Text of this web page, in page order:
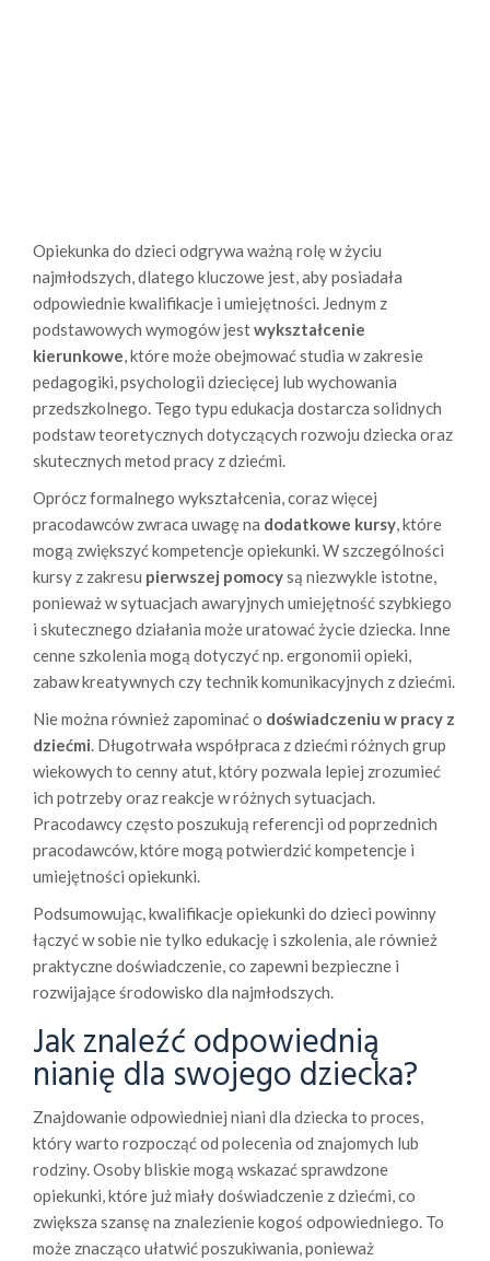
Opiekunka do dzieci odgrywa ważną rolę w życiu
najmłodszych, dlatego kluczowe jest, aby posiadała
odpowiednie kwalifikacje i umiejętności. Jednym z
podstawowych wymogów jestwykształcenie
kierunkowe, które może obejmować studia w zakresie
pedagogiki, psychologii dziecięcej lub wychowania
przedszkolnego. Tego typu edukacja dostarcza solidnych
podstaw teoretycznych dotyczących rozwoju dziecka oraz
skutecznych metod pracy z dziećmi.
Oprócz formalnego wykształcenia, coraz więcej
pracodawców zwraca uwagę na dodatkowe kursy, które
mogą zwiększyć kompetencje opiekunki. W szczególności
kursy z zakresu pierwszej pomocysą niezwykle istotne,
ponieważ w sytuacjach awaryjnych umiejętność szybkiego
i skutecznego działania może uratować życie dziecka. Inne
cenne szkolenia mogą dotyczyć np. ergonomii opieki,
zabaw kreatywnych czy technik komunikacyjnych z dziećmi.
Nie można również zapominać o doświadczeniu w pracy z
dziećmi. Długotrwała współpraca z dziećmi różnych grup
wiekowych to cenny atut, który pozwala lepiej zrozumieć
ich potrzeby oraz reakcje w różnych sytuacjach.
Pracodawcy często poszukują referencji od poprzednich
pracodawców, które mogą potwierdzić kompetencje i
umiejętności opiekunki.
Podsumowując, kwalifikacje opiekunki do dzieci powinny
łączyć w sobie nie tylko edukację i szkolenia, ale również
praktyczne doświadczenie, co zapewni bezpieczne i
rozwijające środowisko dla najmłodszych.
Jak znaleźć odpowiednią
nianię dla swojego dziecka?
Znajdowanie odpowiedniej niani dla dziecka to proces,
który warto rozpocząć od polecenia od znajomych lub
rodziny. Osoby bliskie mogą wskazać sprawdzone
opiekunki, które już miały doświadczenie z dziećmi, co
zwiększa szansę na znalezienie kogoś odpowiedniego. To
może znacząco ułatwić poszukiwania, ponieważ